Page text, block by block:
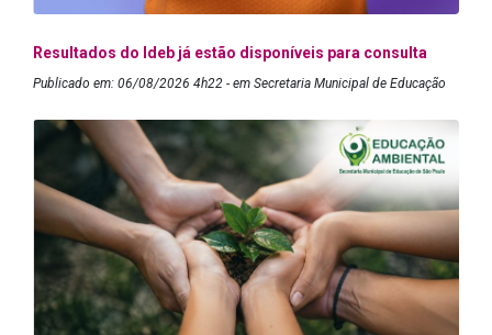
Resultados do Ideb já estão disponíveis para consulta
Publicado em: 06/08/2026 4h22 - em Secretaria Municipal de Educação